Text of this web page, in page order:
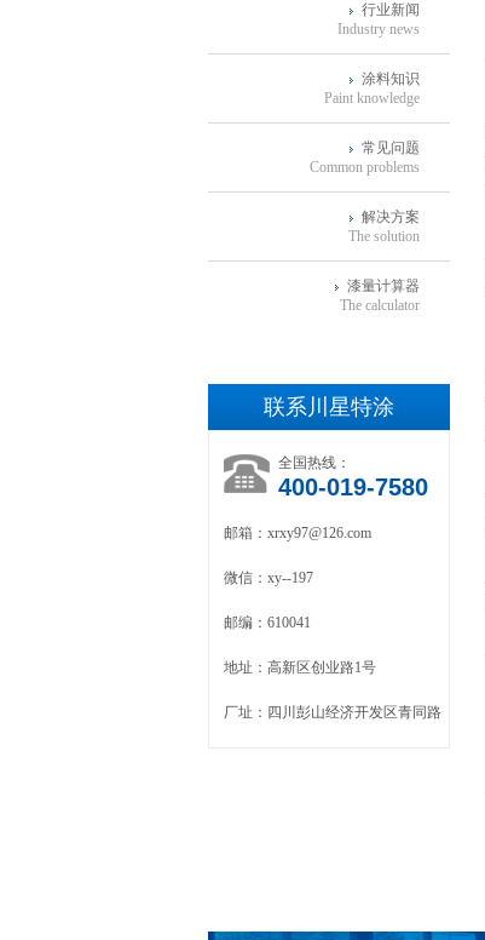
行业新闻
Industry news
涂料知识
Paint knowledge
常见问题
Common problems
解决方案
The solution
漆量计算器
The calculator
联系川星特涂
全国热线：
400-019-7580
邮箱：xrxy97@126.com
微信：xy--197
邮编：610041
地址：高新区创业路1号
厂址：四川彭山经济开发区青同路